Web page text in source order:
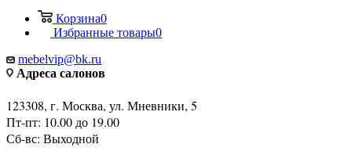
Корзина0
Избранные товары0
mebelvip@bk.ru
Адреса салонов
123308, г. Москва, ул. Мневники, 5
Пт-пт: 10.00 до 19.00
Сб-вс: Выходной